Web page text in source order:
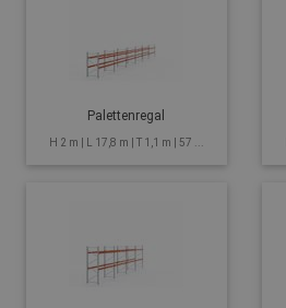
Palettenregal
H 2 m | L 17,8 m | T 1,1 m | 57 ...